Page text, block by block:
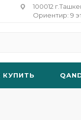
100012
Ориентир: 9
КУПИТЬ